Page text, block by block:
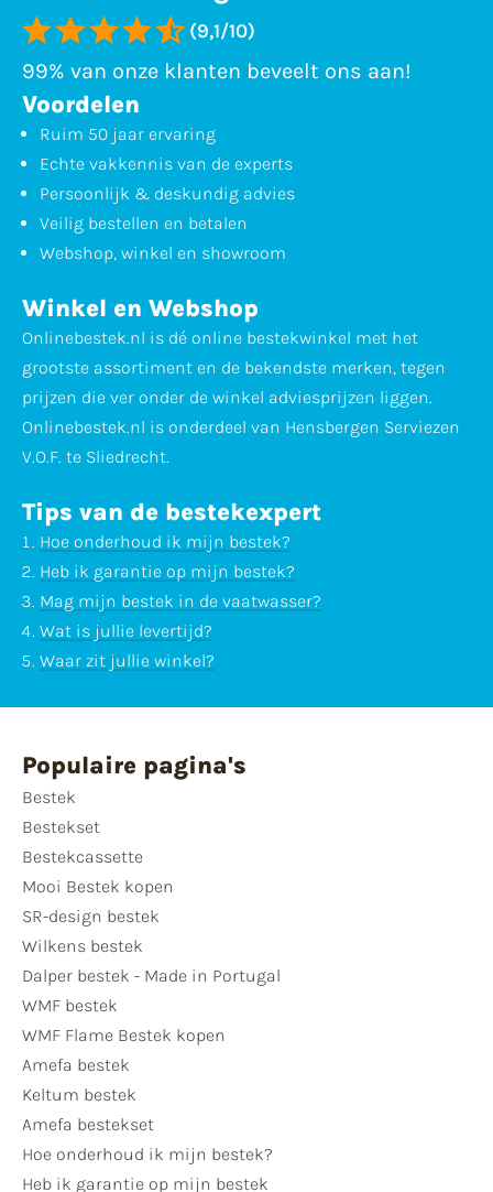
(9,1/10)
99% van onze klanten beveelt ons aan!
Voordelen
Ruim 50 jaar ervaring
Echte vakkennis van de experts
Persoonlijk & deskundig advies
Veilig bestellen en betalen
Webshop, winkel en showroom
Winkel en Webshop
Onlinebestek.nl is dé online bestekwinkel met het
grootste assortiment en de bekendste merken, tegen
prijzen die ver onder de winkel adviesprijzen liggen.
Onlinebestek.nl is onderdeel van Hensbergen Serviezen
V.O.F. te Sliedrecht.
Tips van de bestekexpert
Hoe onderhoud ik mijn bestek?
Heb ik garantie op mijn bestek?
Mag mijn bestek in de vaatwasser?
Wat is jullie levertijd?
Waar zit jullie winkel?
Populaire pagina's
Bestek
Bestekset
Bestekcassette
Mooi Bestek kopen
SR-design bestek
Wilkens bestek
Dalper bestek - Made in Portugal
WMF bestek
WMF Flame Bestek kopen
Amefa bestek
Keltum bestek
Amefa bestekset
Hoe onderhoud ik mijn bestek?
Heb ik garantie op mijn bestek